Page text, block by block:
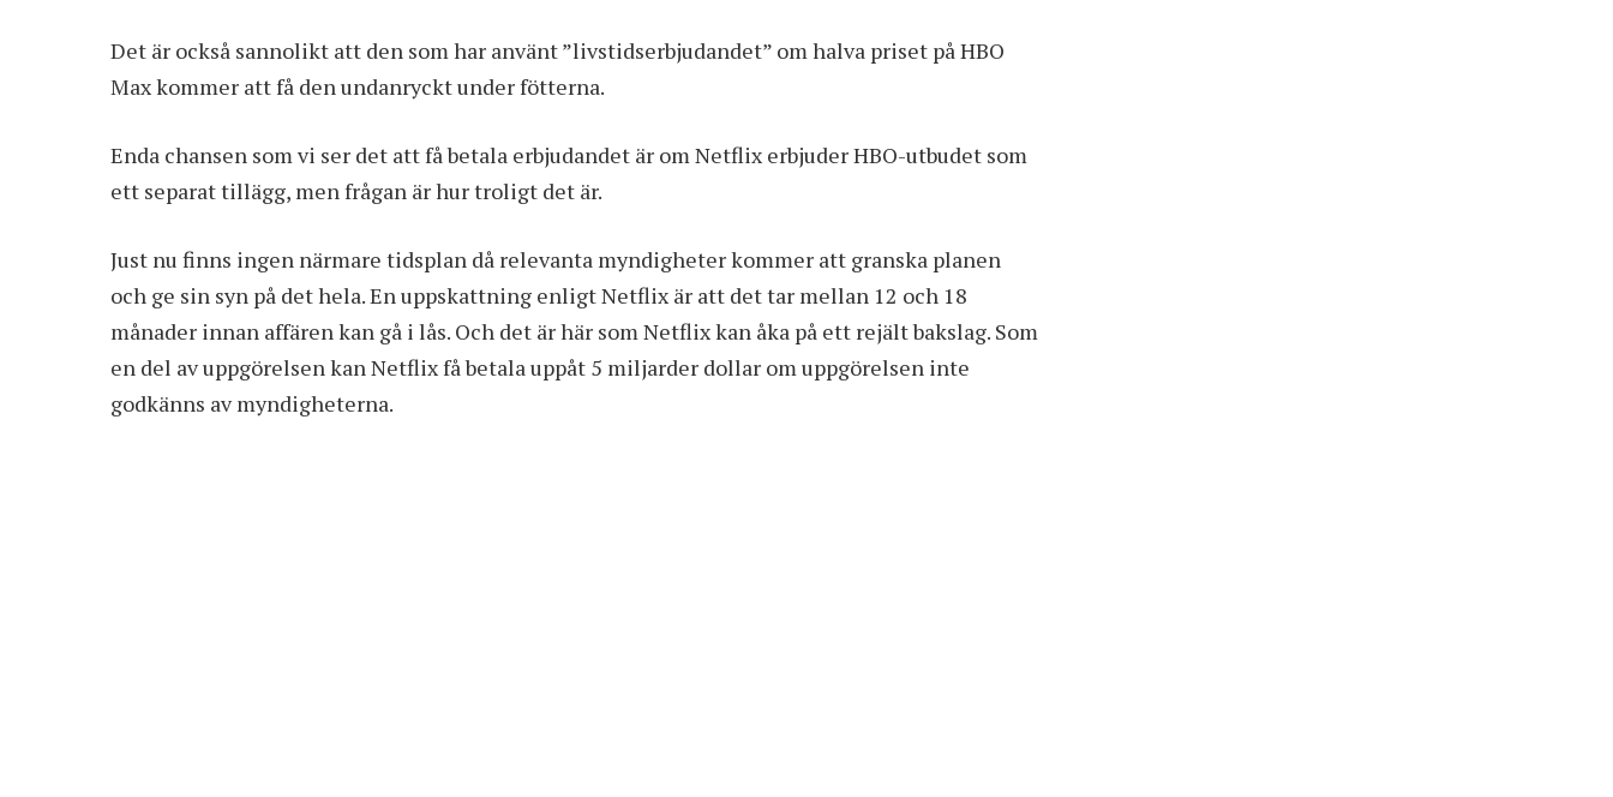
Det är också sannolikt att den som har använt ”livstidserbjudandet” om halva priset på HBO
Max kommer att få den undanryckt under fötterna.
Enda chansen som vi ser det att få betala erbjudandet är om Netflix erbjuder HBO-utbudet som
ett separat tillägg, men frågan är hur troligt det är.
Just nu finns ingen närmare tidsplan då relevanta myndigheter kommer att granska planen
och ge sin syn på det hela. En uppskattning enligt Netflix är att det tar mellan 12 och 18
månader innan affären kan gå i lås. Och det är här som Netflix kan åka på ett rejält bakslag. Som
en del av uppgörelsen kan Netflix få betala uppåt 5 miljarder dollar om uppgörelsen inte
godkänns av myndigheterna.